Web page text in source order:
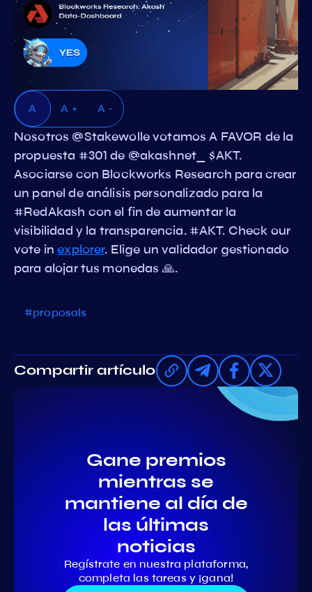
A A + A -
Nosotros @Stakewolle votamos A FAVOR de la
propuesta #301 de @akashnet_ $AKT.
Asociarse con Blockworks Research para crear
un panel de análisis personalizado para la
#RedAkash con el fin de aumentar la
visibilidad y la transparencia. #AKT. Check our
vote inexplorer. Elige un validador gestionado
para alojar tus monedas 🙏.
#proposals
Compartir artículo
Gane premios
mientras se
mantiene al día de
las últimas
noticias
Regístrate en nuestra plataforma,
completa las tareas y ¡gana!